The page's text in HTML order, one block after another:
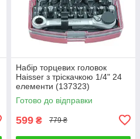
Набір торцевих головок
Haisser з тріскачкою 1/4" 24
елементи (137323)
Готово до відправки
599 ₴ 779 ₴